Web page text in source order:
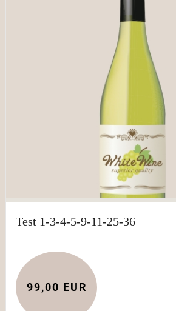
Test 1-3-4-5-9-11-25-36
99,00 EUR